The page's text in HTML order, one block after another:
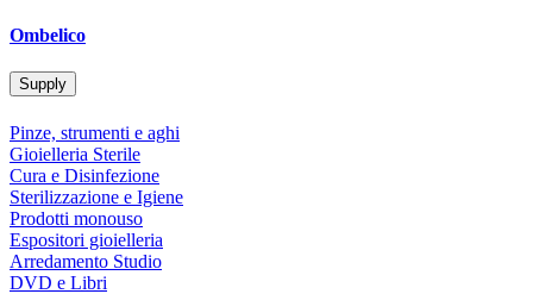
Ombelico
Supply
Pinze, strumenti e aghi
Gioielleria Sterile
Cura e Disinfezione
Sterilizzazione e Igiene
Prodotti monouso
Espositori gioielleria
Arredamento Studio
DVD e Libri